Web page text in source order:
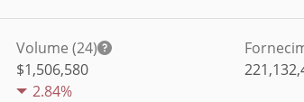
Volume (24)
$1,506,580
2.84%